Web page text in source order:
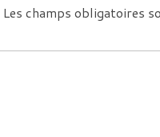
Les champs obligatoires